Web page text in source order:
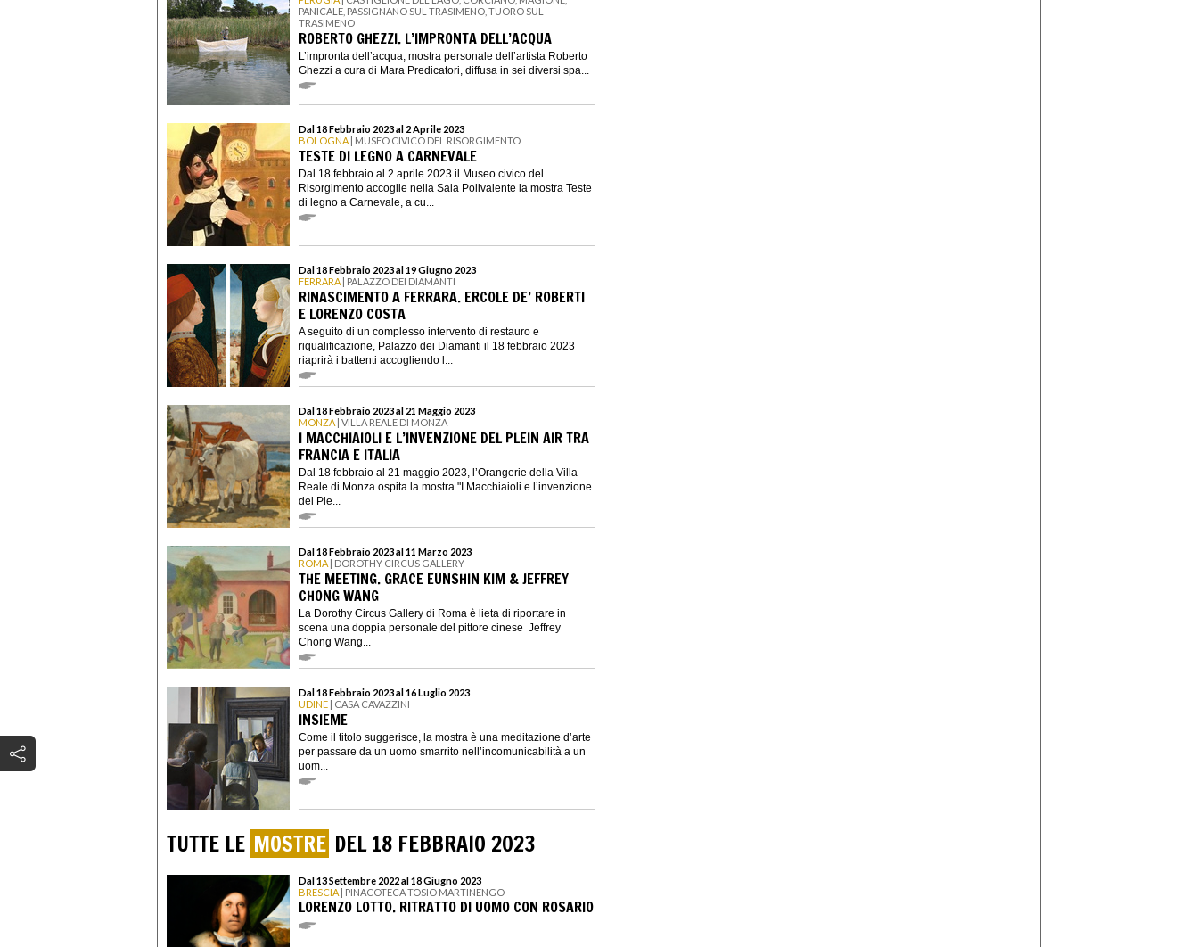
PANICALE, PASSIGNANO SUL TRASIMENO, TUORO SUL
TRASIMENO
ROBERTO GHEZZI. L’IMPRONTA DELL’ACQUA
L’impronta dell’acqua, mostra personale dell’artista Roberto
Ghezzi a cura di Mara Predicatori, diffusa in sei diversi spa...
Dal 18 Febbraio 2023 al 2 Aprile 2023
BOLOGNA | MUSEO CIVICO DEL RISORGIMENTO
TESTE DI LEGNO A CARNEVALE
Dal 18 febbraio al 2 aprile 2023 il Museo civico del
Risorgimento accoglie nella Sala Polivalente la mostra Teste
di legno a Carnevale, a cu...
Dal 18 Febbraio 2023 al 19 Giugno 2023
FERRARA | PALAZZO DEI DIAMANTI
RINASCIMENTO A FERRARA. ERCOLE DE’ ROBERTI
E LORENZO COSTA
A seguito di un complesso intervento di restauro e
riqualificazione, Palazzo dei Diamanti il 18 febbraio 2023
riaprirà i battenti accogliendo l...
Dal 18 Febbraio 2023 al 21 Maggio 2023
MONZA | VILLA REALE DI MONZA
I MACCHIAIOLI E L’INVENZIONE DEL PLEIN AIR TRA
FRANCIA E ITALIA
Dal 18 febbraio al 21 maggio 2023, l’Orangerie della Villa
Reale di Monza ospita la mostra "I Macchiaioli e l’invenzione
del Ple...
Dal 18 Febbraio 2023 al 11 Marzo 2023
ROMA | DOROTHY CIRCUS GALLERY
THE MEETING. GRACE EUNSHIN KIM & JEFFREY
CHONG WANG
La Dorothy Circus Gallery di Roma è lieta di riportare in
scena una doppia personale del pittore cinese Jeffrey
Chong Wang...
Dal 18 Febbraio 2023 al 16 Luglio 2023
UDINE | CASA CAVAZZINI
INSIEME
Come il titolo suggerisce, la mostra è una meditazione d’arte
per passare da un uomo smarrito nell’incomunicabilità a un
uom...
TUTTE LE MOSTRE DEL 18 FEBBRAIO 2023
Dal 13 Settembre 2022 al 18 Giugno 2023
BRESCIA | PINACOTECA TOSIO MARTINENGO
LORENZO LOTTO. RITRATTO DI UOMO CON ROSARIO